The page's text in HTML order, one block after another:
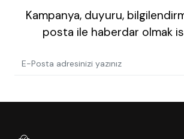
Kampanya, duyuru,
posta ile haberdar olmak